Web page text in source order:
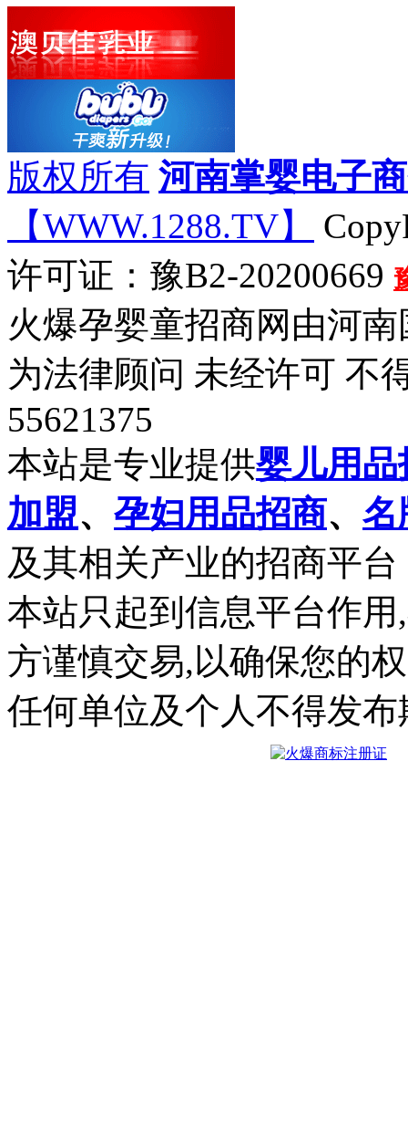
版权所有 河南掌婴电子
【WWW.1288.TV】
许可证：豫B2-20200669
火爆孕婴童招商网由河
为法律顾问 未经许可 不
55621375
本站是专业提供婴儿用品
加盟、 孕妇用品招商、 名
及其相关产业的招商平台
本站只起到信息平台作
方谨慎交易,以确保您的
任何单位及个人不得发